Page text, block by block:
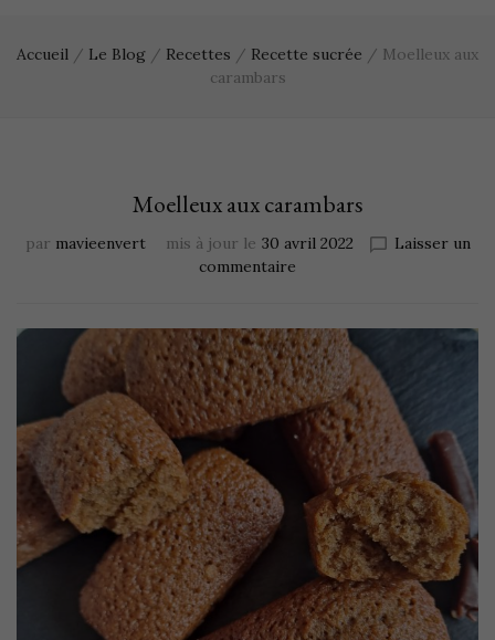
Accueil / Le Blog / Recettes / Recette sucrée / Moelleux aux
carambars
Moelleux aux carambars
par mavieenvert mis à jour le 30 avril 2022
Laisser un
commentaire